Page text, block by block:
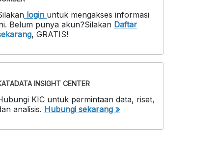
login untuk mengakses informasi
. Belum punya akun?Silakan Daftar
, GRATIS!
INSIGHT CENTER
KIC untuk permintaan data, riset,
analisis. Hubungi sekarang »